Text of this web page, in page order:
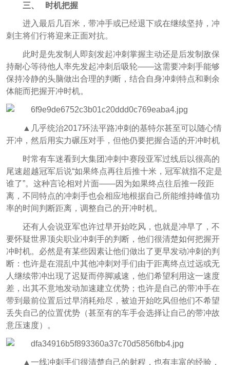
三、 时机把握
进入最后几百米，带冲手或已经退下或在继续坚持，冲
刺主将们行将迎来正面对抗。
此时是先发制人即刻发起冲刺掌握主动还是后发制敌保
持耐心等待他人率先发起冲刺后吸轮——这需要冲刺手能够
保持冷静的头脑做出合理的判断，结合自身冲刺特点和剩余
体能而把握开冲时机。
▲几乎统治2017环法平路冲刺的基特尔甚至可以随心情
开冲，然后用实力碾压对手，但他仍要把握合适的开冲时机
时常有车迷看到大集团冲刺中赛段亚军过线后以很高的
尾速超越冠军后说“如果终点再往后推十米，冠军就指不定是
谁了”。这种言论相对片面——因为如果终点往后推一段距
离，不同特点的冲刺手也会相应地根据自己所能维持峰值功
率的时间判断距离，调整自己的开冲时机。
还有人会说亚军也许过早开始吃风，也就是冲早了，不
要怀疑世界顶尖职业冲刺手的判断，他们很清楚如何把握开
冲时机。必然是有某些因素让他们做出了更早发动冲刺的判
断：也许是在混乱中其他冲刺对手们由于距离终点过远或无
人继续带冲出现了迟疑而停脚减速，他们希望利用这一速度
差，出其不意地发动加速建立优势；也许是自己的带冲手在
带到最前位置后过早消耗殆尽，被迫开始吃风但他们不希望
丢失自己的位置优势（甚至有的车手会选择让自己的带冲故
意压速度）。
▲一线冲刺手们很清楚自己的射程，也有丰富的经验，